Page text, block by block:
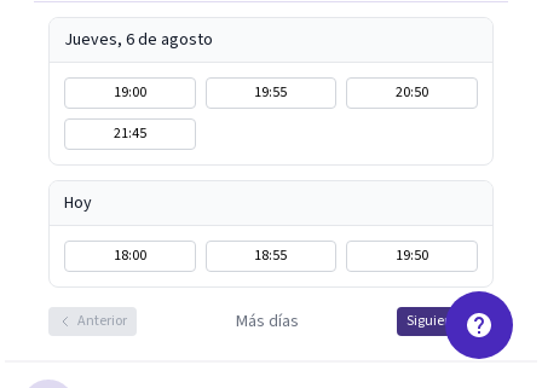
Jueves, 6 de agosto
19:00 19:55
20:50
21:45
Hoy
18:00 18:55 19:50
Anterior Más días Siguiente